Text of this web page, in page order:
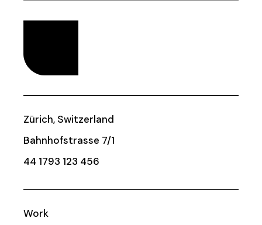
Zürich, Switzerland
Bahnhofstrasse 7/1
44 1793 123 456
Work